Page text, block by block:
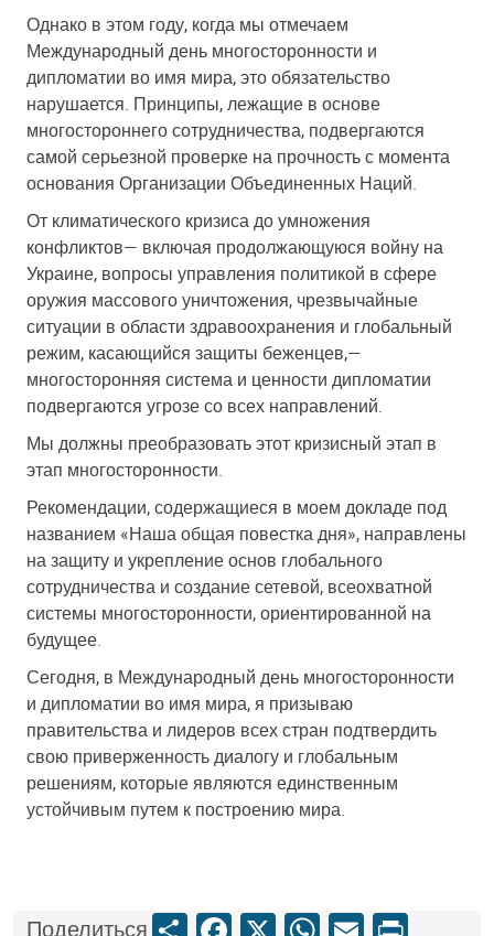
Однако в этом году, когда мы отмечаем
Международный день многосторонности и
дипломатии во имя мира, это обязательство
нарушается. Принципы, лежащие в основе
многостороннего сотрудничества, подвергаются
самой серьезной проверке на прочность с момента
основания Организации Объединенных Наций.
От климатического кризиса до умножения
конфликтов— включая продолжающуюся войну на
Украине, вопросы управления политикой в сфере
оружия массового уничтожения, чрезвычайные
ситуации в области здравоохранения и глобальный
режим, касающийся защиты беженцев,—
многосторонняя система и ценности дипломатии
подвергаются угрозе со всех направлений.
Мы должны преобразовать этот кризисный этап в
этап многосторонности.
Рекомендации, содержащиеся в моем докладе под
названием «Наша общая повестка дня», направлены
на защиту и укрепление основ глобального
сотрудничества и создание сетевой, всеохватной
системы многосторонности, ориентированной на
будущее.
Сегодня, в Международный день многосторонности
и дипломатии во имя мира, я призываю
правительства и лидеров всех стран подтвердить
свою приверженность диалогу и глобальным
решениям, которые являются единственным
устойчивым путем к построению мира.
Поделиться